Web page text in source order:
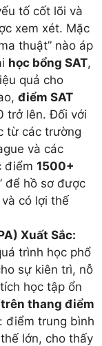
tố cốt lõi và
xem xét. Mặc
thuật” nào áp
học bổng SAT,
quả cho
điểm SAT
trở lên. Đối với
từ các trường
và các
điểm 1500+
để hồ sơ được
có lợi thế
Xuất Sắc:
trình học phổ
sự kiên trì, nỗ
học tập ổn
thang điểm
điểm trung bình
lớn, cho thấy